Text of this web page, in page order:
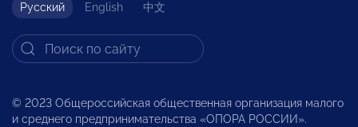
Русский English 中文
© 2023 Общероссийская общественная организация малого
и среднего предпринимательства «ОПОРА РОССИИ».